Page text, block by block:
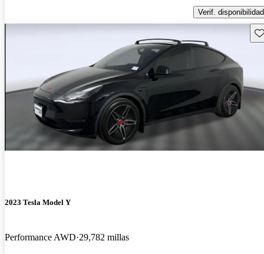
Verif. disponibilidad
2023 Tesla Model Y
Performance AWD 29,782 millas